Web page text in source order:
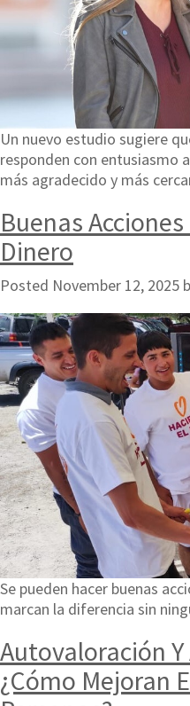
Un nuevo estudio sugiere
responden con entusiasmo
más agradecido y más
Buenas
Dinero
Posted November 12, 2025
Se pueden hacer buenas
marcan la diferencia sin
Autovaloración
¿Cómo Mejoran